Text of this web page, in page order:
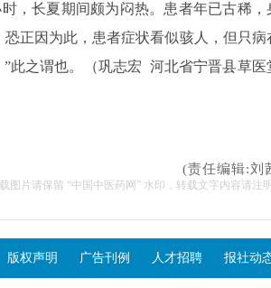
，长夏期间颇为闷热。患者年已古稀，
正因为此，患者症状看似骇人，但只病
此之谓也。（巩志宏 河北省宁晋县草医
(责任编辑:刘
图片请保留 “中国中医药网” 水印，转载文字内容请注明
版权声明 广告刊例 人才招聘 报社动